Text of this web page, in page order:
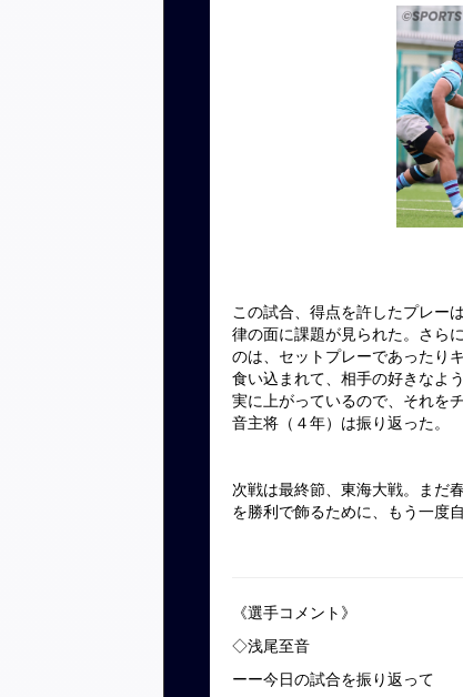
この試合、得点を許したプレー
律の面に課題が見られた。さら
のは、セットプレーであったり
食い込まれて、相手の好きなよ
実に上がっているので、それを
音主将（４年）は振り返った。
次戦は最終節、東海大戦。まだ
を勝利で飾るために、もう一度
《選手コメント》
◇浅尾至音
ーー今日の試合を振り返って